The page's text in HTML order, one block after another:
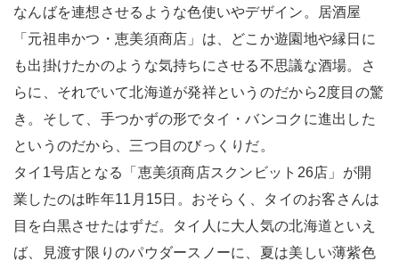
なんばを連想させるような色使いやデザイン。居酒屋
「元祖串かつ・恵美須商店」は、どこか遊園地や縁日に
も出掛けたかのような気持ちにさせる不思議な酒場。さ
らに、それでいて北海道が発祥というのだから2度目の驚
き。そして、手つかずの形でタイ・バンコクに進出した
というのだから、三つ目のびっくりだ。
タイ1号店となる「恵美須商店スクンビット26店」が開
業したのは昨年11月15日。おそらく、タイのお客さんは
目を白黒させたはずだ。タイ人に大人気の北海道といえ
ば、見渡す限りのパウダースノーに、夏は美しい薄紫色